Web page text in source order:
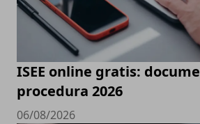
ISEE online gratis:
procedura 2026
06/08/2026